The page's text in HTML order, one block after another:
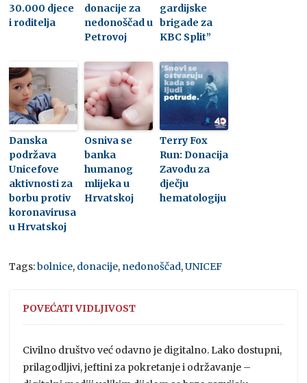
30.000 djece
i roditelja
donacije za
nedonoščad u
Petrovoj
gardijske
brigade za
KBC Split”
Danska
podržava
Unicefove
aktivnosti za
borbu protiv
koronavirusa
u Hrvatskoj
Osniva se
banka
humanog
mlijeka u
Hrvatskoj
Terry Fox
Run: Donacija
Zavodu za
dječju
hematologiju
Tags:bolnice, donacije, nedonoščad,UNICEF
POVEĆATI VIDLJIVOST
Civilno društvo već odavno je digitalno. Lako dostupni,
prilagodljivi, jeftini za pokretanje i održavanje –